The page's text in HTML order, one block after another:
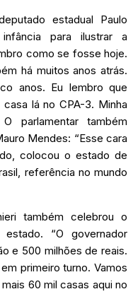
estadual Paulo
para ilustrar a
como se fosse hoje.
há muitos anos atrás.
anos. Eu lembro que
lá no CPA-3. Minha
parlamentar também
Mendes: “Esse cara
colocou o estado de
referência no mundo
também celebrou o
“O governador
e 500 milhões de reais.
primeiro turno. Vamos
60 mil casas aqui no